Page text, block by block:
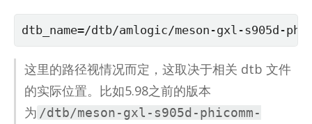
dtb_name=/dtb/amlogic/meson-gxl-s905d-
这里的路径视情况而定，这取决于相关 dtb 文件
的实际位置。比如5.98之前的版本
为 /dtb/meson-gxl-s905d-phicomm-